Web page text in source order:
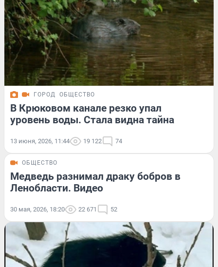
ГОРОД ОБЩЕСТВО
В Крюковом канале резко упал
уровень воды. Стала видна тайна
13 июня, 2026, 11:44 19 122 74
ОБЩЕСТВО
Медведь разнимал драку бобров в
Ленобласти. Видео
30 мая, 2026, 18:20 22 671 52